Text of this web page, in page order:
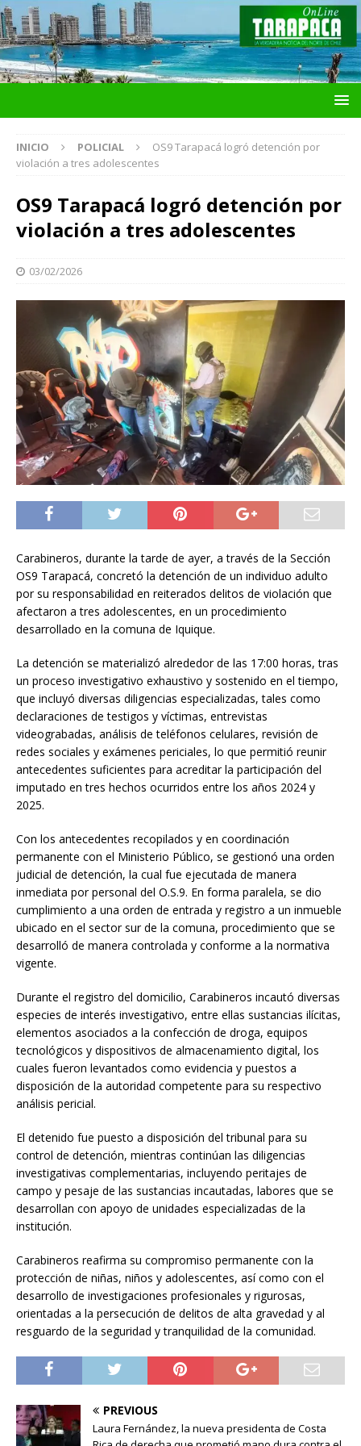
INICIO POLICIAL
OS9 Tarapacá logró detención por
violación a tres adolescentes
OS9 Tarapacá logró detención por
violación a tres adolescentes
03/02/2026
Carabineros, durante la tarde de ayer, a través de la Sección
OS9 Tarapacá, concretó la detención de un individuo adulto
por su responsabilidad en reiterados delitos de violación que
afectaron a tres adolescentes, en un procedimiento
desarrollado en la comuna de Iquique.
La detención se materializó alrededor de las 17:00 horas, tras
un proceso investigativo exhaustivo y sostenido en el tiempo,
que incluyó diversas diligencias especializadas, tales como
declaraciones de testigos y víctimas, entrevistas
videograbadas, análisis de teléfonos celulares, revisión de
redes sociales y exámenes periciales, lo que permitió reunir
antecedentes suficientes para acreditar la participación del
imputado en tres hechos ocurridos entre los años 2024 y
2025.
Con los antecedentes recopilados y en coordinación
permanente con el Ministerio Público, se gestionó una orden
judicial de detención, la cual fue ejecutada de manera
inmediata por personal del O.S.9. En forma paralela, se dio
cumplimiento a una orden de entrada y registro a un inmueble
ubicado en el sector sur de la comuna, procedimiento que se
desarrolló de manera controlada y conforme a la normativa
vigente.
Durante el registro del domicilio, Carabineros incautó diversas
especies de interés investigativo, entre ellas sustancias ilícitas,
elementos asociados a la confección de droga, equipos
tecnológicos y dispositivos de almacenamiento digital, los
cuales fueron levantados como evidencia y puestos a
disposición de la autoridad competente para su respectivo
análisis pericial.
El detenido fue puesto a disposición del tribunal para su
control de detención, mientras continúan las diligencias
investigativas complementarias, incluyendo peritajes de
campo y pesaje de las sustancias incautadas, labores que se
desarrollan con apoyo de unidades especializadas de la
institución.
Carabineros reafirma su compromiso permanente con la
protección de niñas, niños y adolescentes, así como con el
desarrollo de investigaciones profesionales y rigurosas,
orientadas a la persecución de delitos de alta gravedad y al
resguardo de la seguridad y tranquilidad de la comunidad.
PREVIOUS
Laura Fernández, la nueva presidenta de Costa